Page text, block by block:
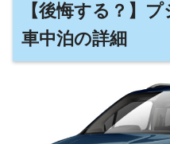
【後悔する？】
車中泊の詳細